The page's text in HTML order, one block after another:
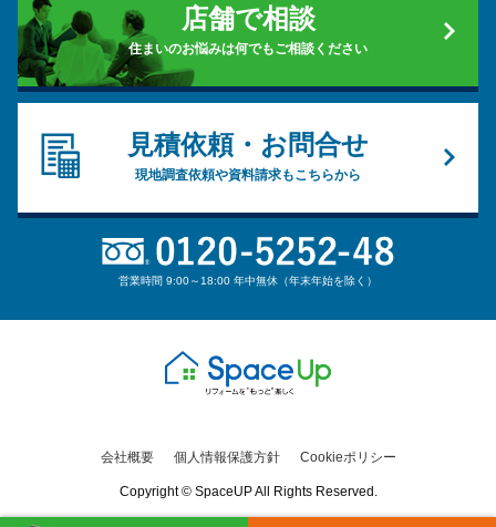
店舗で相談
住まいのお悩みは何でもご相談ください
見積依頼・お問合せ
現地調査依頼や資料請求もこちらから
営業時間 9:00～18:00 年中無休（年末年始を除く）
会社概要 個人情報保護方針 Cookieポリシー
Copyright © SpaceUP All Rights Reserved.